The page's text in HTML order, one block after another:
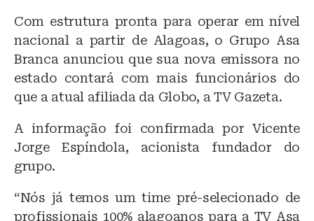
e
s
k
y
c
e
b
o
o
k
at
s
A
p
p
Com estrutura pronta para operar em nível
nacional a partir de Alagoas, o Grupo Asa
Branca anunciou que sua nova emissora no
estado contará com mais funcionários do
que a atual afiliada da Globo, a TV Gazeta.
A informação foi confirmada por Vicente
Jorge Espíndola, acionista fundador do
grupo.
“Nós já temos um time pré-selecionado de
profissionais 100% alagoanos para a TV Asa